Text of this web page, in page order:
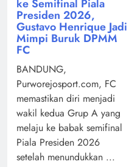
ke Semifinal Piala
Presiden 2026,
Gustavo Henrique Jadi
Mimpi Buruk DPMM
FC
BANDUNG,
Purworejosport.com, FC
memastikan diri menjadi
wakil kedua Grup A yang
melaju ke babak semifinal
Piala Presiden 2026
setelah menundukkan ...